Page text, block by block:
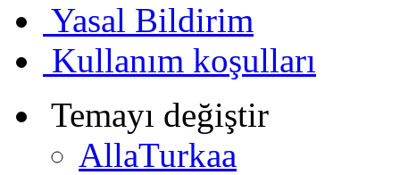
Yasal Bildirim
Kullanım koşulları
Temayı değiştir
AllaTurkaa